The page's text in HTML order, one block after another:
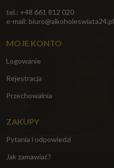
tel.: +48 661 812 020
e-mail: biuro@alkoholeswiata24.pl
MOJE KONTO
Logowanie
Rejestracja
Przechowalnia
ZAKUPY
Pytania i odpowiedzi
Jak zamawiać?